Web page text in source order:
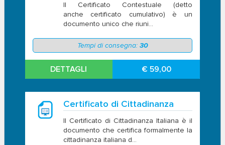
Il Certificato Contestuale (detto
anche certificato cumulativo) è un
documento unico che riuni...
Tempi di consegna: 30
DETTAGLI € 59,00
Certificato di Cittadinanza
Il Certificato di Cittadinanza Italiana è il
documento che certifica formalmente la
cittadinanza italiana d...